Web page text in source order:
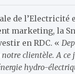
de
marketing, la
en RDC. «
clientèle. A
hydro-